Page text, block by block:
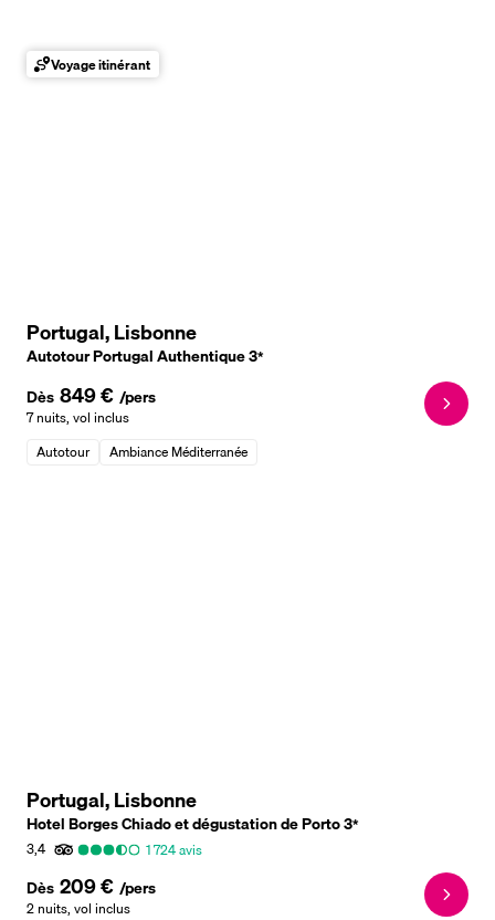
Voyage itinérant
Portugal, Lisbonne
Autotour Portugal Authentique3*
Dès 849 € /pers
7 nuits, vol inclus
Autotour
Ambiance Méditerranée
Portugal, Lisbonne
Hotel Borges Chiado et dégustation de Porto3*
3,4
1 724avis
Dès 209 € /pers
2 nuits, vol inclus